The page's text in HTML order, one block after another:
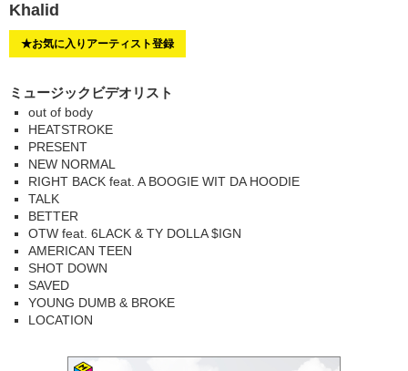
Khalid
★お気に入りアーティスト登録
ミュージックビデオリスト
out of body
HEATSTROKE
PRESENT
NEW NORMAL
RIGHT BACK feat. A BOOGIE WIT DA HOODIE
TALK
BETTER
OTW feat. 6LACK & TY DOLLA $IGN
AMERICAN TEEN
SHOT DOWN
SAVED
YOUNG DUMB & BROKE
LOCATION